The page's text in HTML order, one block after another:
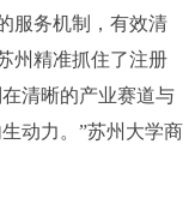
服务机制，有效清
州精准抓住了注册
清晰的产业赛道与
动力。”苏州大学商